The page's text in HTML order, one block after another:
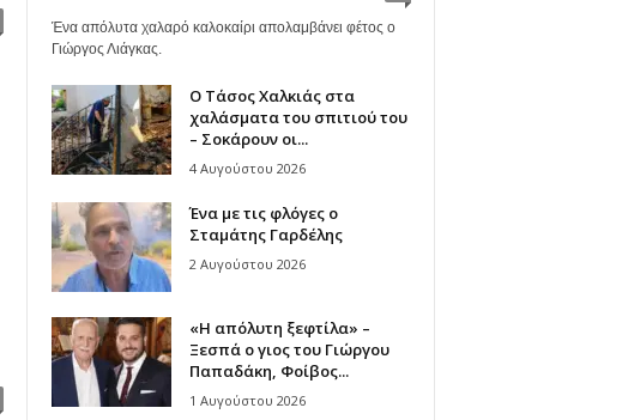
Ένα απόλυτα χαλαρό καλοκαίρι απολαμβάνει φέτος ο
Γιώργος Λιάγκας.
Ο Τάσος Χαλκιάς στα
χαλάσματα του σπιτιού του
– Σοκάρουν οι...
4 Αυγούστου 2026
Ένα με τις φλόγες ο
Σταμάτης Γαρδέλης
2 Αυγούστου 2026
«Η απόλυτη ξεφτίλα» –
Ξεσπά ο γιος του Γιώργου
Παπαδάκη, Φοίβος...
1 Αυγούστου 2026